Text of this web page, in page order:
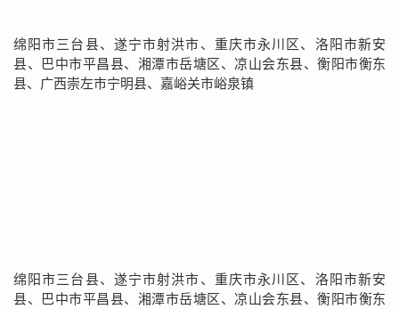
绵阳市三台县、遂宁市射洪市、重庆市永川区、洛阳市新安
县、巴中市平昌县、湘潭市岳塘区、凉山会东县、衡阳市衡东
县、广西崇左市宁明县、嘉峪关市峪泉镇
绵阳市三台县、遂宁市射洪市、重庆市永川区、洛阳市新安
县、巴中市平昌县、湘潭市岳塘区、凉山会东县、衡阳市衡东